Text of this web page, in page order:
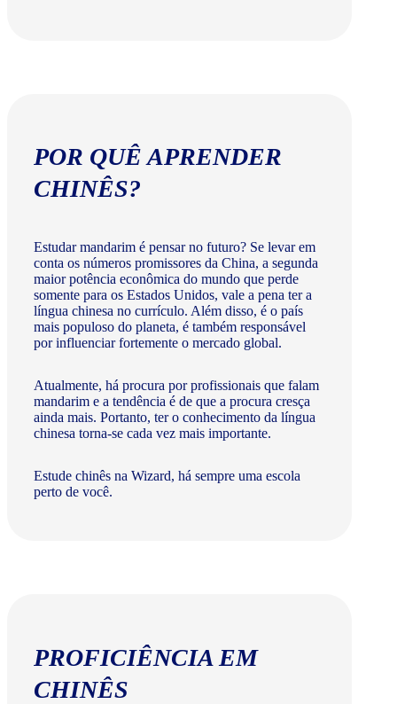
POR QUÊ APRENDER
CHINÊS?
Estudar mandarim é pensar no futuro? Se levar em
conta os números promissores da China, a segunda
maior potência econômica do mundo que perde
somente para os Estados Unidos, vale a pena ter a
língua chinesa no currículo. Além disso, é o país
mais populoso do planeta, é também responsável
por influenciar fortemente o mercado global.
Atualmente, há procura por profissionais que falam
mandarim e a tendência é de que a procura cresça
ainda mais. Portanto, ter o conhecimento da língua
chinesa torna-se cada vez mais importante.
Estude chinês na Wizard, há sempre uma escola
perto de você.
PROFICIÊNCIA EM
CHINÊS